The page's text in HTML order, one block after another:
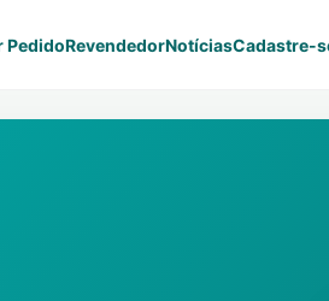
PedidoRevendedorNotíciasCadastre-